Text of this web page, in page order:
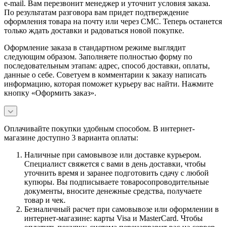
e-mail. Вам перезвонит менеджер и уточнит условия заказа.
По результатам разговора вам придет подтверждение
оформления товара на почту или через СМС. Теперь останется
только ждать доставки и радоваться новой покупке.
Оформление заказа в стандартном режиме выглядит
следующим образом. Заполняете полностью форму по
последовательным этапам: адрес, способ доставки, оплаты,
данные о себе. Советуем в комментарии к заказу написать
информацию, которая поможет курьеру вас найти. Нажмите
кнопку «Оформить заказ».
Оплачивайте покупки удобным способом. В интернет-
магазине доступно 3 варианта оплаты:
Наличные при самовывозе или доставке курьером.
Специалист свяжется с вами в день доставки, чтобы
уточнить время и заранее подготовить сдачу с любой
купюры. Вы подписываете товаросопроводительные
документы, вносите денежные средства, получаете
товар и чек.
Безналичный расчет при самовывозе или оформлении в
интернет-магазине: карты Visa и MasterCard. Чтобы